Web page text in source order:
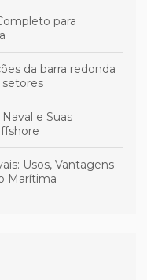
para
da barra redonda
setores
e Suas
Usos, Vantagens
Marítima